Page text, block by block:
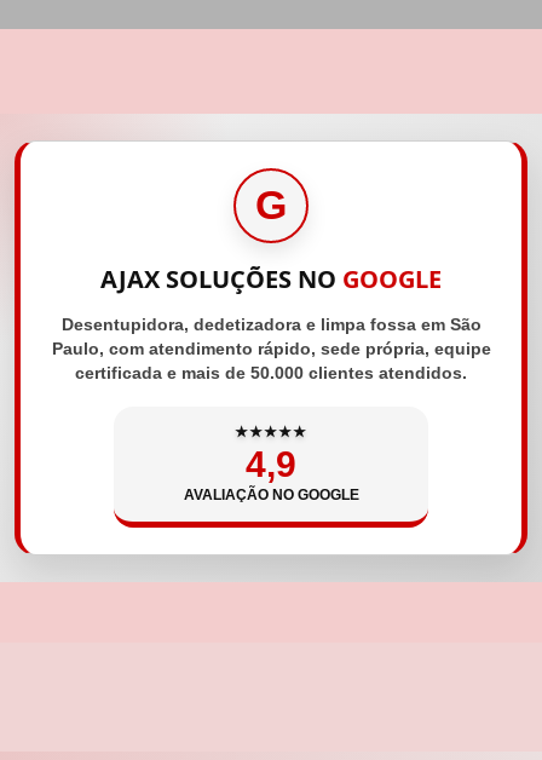
G
AJAX SOLUÇÕES NO GOOGLE
Desentupidora, dedetizadora e limpa fossa em São
Paulo, com atendimento rápido, sede própria, equipe
certificada e mais de 50.000 clientes atendidos.
★★★★★
4,9
AVALIAÇÃO NO GOOGLE